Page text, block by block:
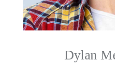
Dylan